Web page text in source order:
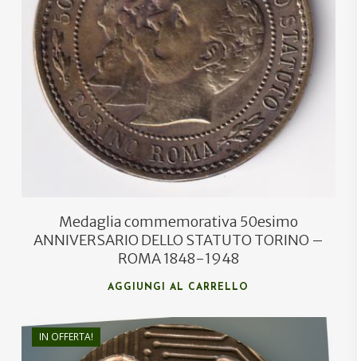
€30,00
€ 27,00
Medaglia commemorativa 50esimo
ANNIVERSARIO DELLO STATUTO TORINO –
ROMA 1848-1948
AGGIUNGI AL CARRELLO
IN OFFERTA!